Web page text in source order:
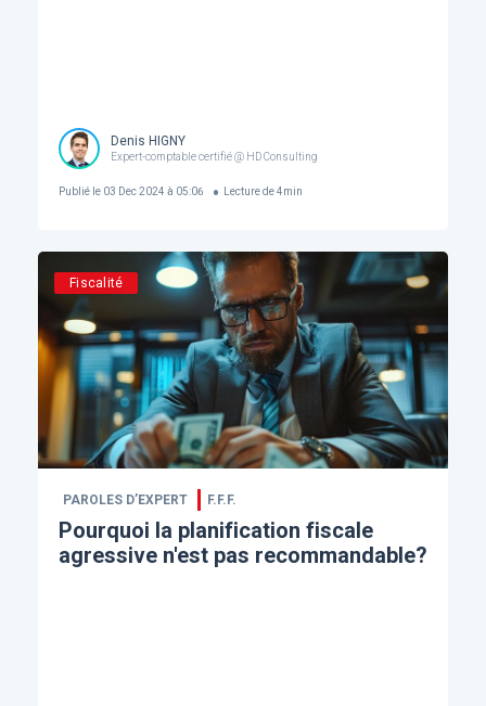
Denis HIGNY
Expert-comptable certifié @ HD Consulting
Publié le03 Dec 2024 à 05:06 Lecture de4min
Fiscalité
PAROLES D’EXPERT F.F.F.
Pourquoi la planification fiscale
agressive n'est pas recommandable?